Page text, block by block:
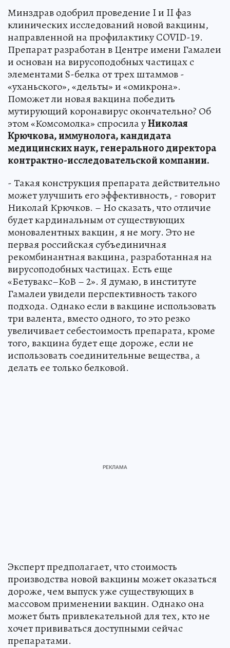
Минздрав одобрил проведение I и II фаз
клинических исследований новой вакцины,
направленной на профилактику COVID-19.
Препарат разработан в Центре имени Гамалеи
и основан на вирусоподобных частицах с
элементами S-белка от трех штаммов -
«уханьского», «дельты» и «омикрона».
Поможет ли новая вакцина победить
мутирующий коронавирус окончательно? Об
этом «Комсомолка» спросила уНиколая
Крючкова, иммунолога, кандидата
медицинских наук, генерального директора
контрактно-исследовательской компании.
- Такая конструкция препарата действительно
может улучшить его эффективность, - говорит
Николай Крючков. – Но сказать, что отличие
будет кардинальным от существующих
моновалентных вакцин, я не могу. Это не
первая российская субъединичная
рекомбинантная вакцина, разработанная на
вирусоподобных частицах. Есть еще
«Бетувакс–КоВ – 2». Я думаю, в институте
Гамалеи увидели перспективность такого
подхода. Однако если в вакцине использовать
три валента, вместо одного, то это резко
увеличивает себестоимость препарата, кроме
того, вакцина будет еще дороже, если не
использовать соединительные вещества, а
делать ее только белковой.
Эксперт предполагает, что стоимость
производства новой вакцины может оказаться
дороже, чем выпуск уже существующих в
массовом применении вакцин. Однако она
может быть привлекательной для тех, кто не
хочет прививаться доступными сейчас
препаратами.